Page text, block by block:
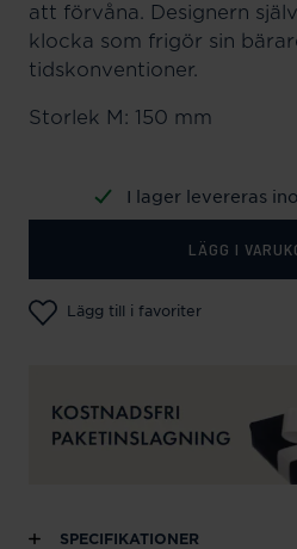
att förvåna. Designern
klocka som frigör sin
tidskonventioner.
Storlek M: 150 mm
I lager levereras
LÄGG I
Lägg till i favoriter
SPECIFIKATIONER